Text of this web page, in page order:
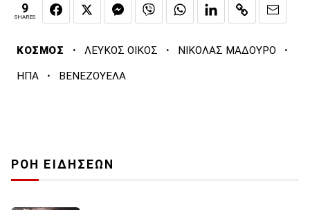
9
SHARES
ΚΟΣΜΟΣ · ΛΕΥΚΟΣ ΟΙΚΟΣ · ΝΙΚΟΛΑΣ ΜΑΔΟΥΡΟ ·
ΗΠΑ · ΒΕΝΕΖΟΥΕΛΑ
ΡΟΗ ΕΙΔΗΣΕΩΝ